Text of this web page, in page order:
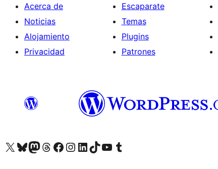
Acerca de
Noticias
Alojamiento
Privacidad
Escaparate
Temas
Plugins
Patrones
Visita nuestra cuenta de X (anteriormente Twitter)
Visit our Bluesky account
Visit our Mastodon account
Visit our Threads account
Visita nuestra página de Facebook
Visita nuestra cuenta de Instagram
Visita nuestra cuenta de LinkedIn
Visit our TikTok account
Visita nuestro canal de YouTube
Visit our Tumblr account